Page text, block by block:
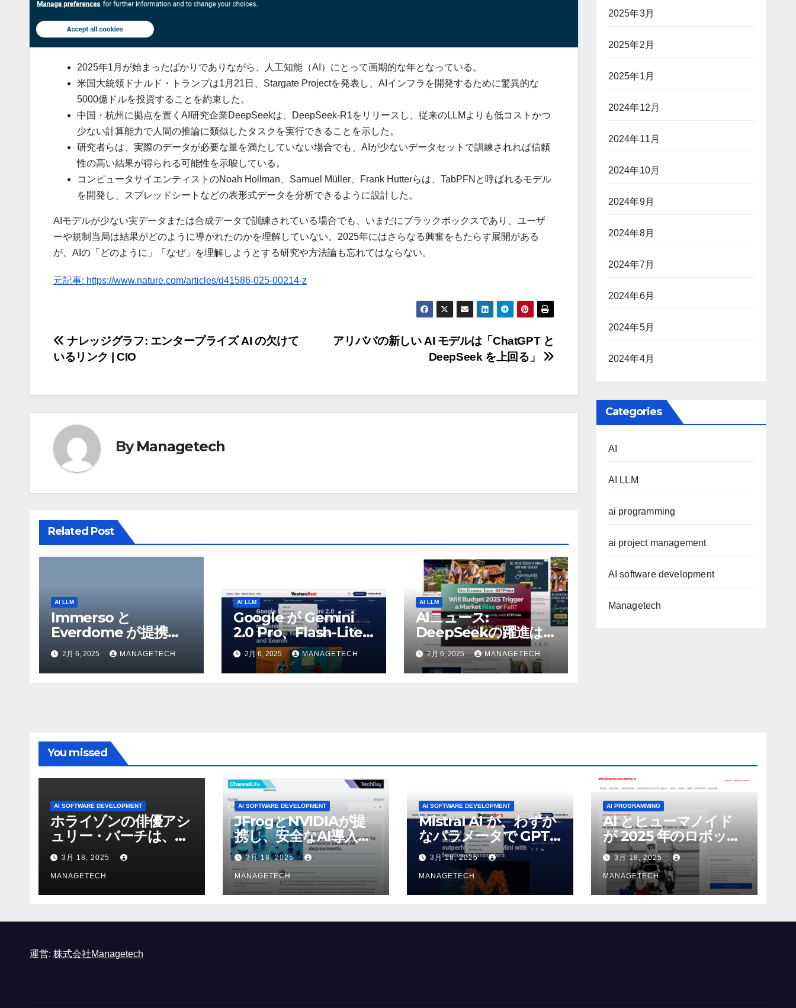
2025年1月が始まったばかりでありながら、人工知能（AI）にとって画期的な年となっている。
米国大統領ドナルド・トランプは1月21日、Stargate Projectを発表し、AIインフラを開発するために驚異的な
5000億ドルを投資することを約束した。
中国・杭州に拠点を置くAI研究企業DeepSeekは、DeepSeek-R1をリリースし、従来のLLMよりも低コストかつ
少ない計算能力で人間の推論に類似したタスクを実行できることを示した。
研究者らは、実際のデータが必要な量を満たしていない場合でも、AIが少ないデータセットで訓練されれば信頼
性の高い結果が得られる可能性を示唆している。
コンピュータサイエンティストのNoah Hollman、Samuel Müller、Frank Hutterらは、TabPFNと呼ばれるモデル
を開発し、スプレッドシートなどの表形式データを分析できるように設計した。
AIモデルが少ない実データまたは合成データで訓練されている場合でも、いまだにブラックボックスであり、ユーザ
ーや規制当局は結果がどのように導かれたのかを理解していない。2025年にはさらなる興奮をもたらす展開がある
が、AIの「どのように」「なぜ」を理解しようとする研究や方法論も忘れてはならない。
元記事: https://www.nature.com/articles/d41586-025-00214-z
投
稿
ナ
ゲ
ー
シ
ョ
ン
アリババの新しい AI モデルは「ChatGPT と
DeepSeek を上回る」
ナレッジグラフ: エンタープライズ AI の欠けて
いるリンク | CIO
ByManagetech
Related Post
AI LLM
Immerso と
Everdome が提携
し、AI を活用した体
験を通じてメタバース
のイノベーションを推
2月 6, 2025 MANAGETECH
AI LLM
Google が Gemini
2.0 Pro、Flash-Lite
を発表、推論モデル
Flash Thinking を
YouTube、マップ、
2月 6, 2025 MANAGETECH
AI LLM
AIニュース:
DeepSeekの躍進は
AIの巨人に役立つだろ
うとウォール街のアナ
リストが語る – The
2月 6, 2025 MANAGETECH
2025年3月
2025年2月
2025年1月
2024年12月
2024年11月
2024年10月
2024年9月
2024年8月
2024年7月
2024年6月
2024年5月
2024年4月
Categories
AI
AI LLM
ai programming
ai project management
AI software development
Managetech
You missed
AI SOFTWARE DEVELOPMENT
ホライゾンの俳優アシ
ュリー・バーチは、ソ
ニーのAIアロイのビデ
オを見て「ゲームパフ
ォーマンスという芸術
形式に不安を感じた」
3月 18, 2025
MANAGETECH
AI SOFTWARE DEVELOPMENT
JFrogとNVIDIAが提
携し、安全なAI導入を
強化
3月 18, 2025
MANAGETECH
AI SOFTWARE DEVELOPMENT
Mistral AI が、わずか
なパラメータで GPT-
4o Mini を上回る新し
いオープンソース モ
デルをリリース |
VentureBeat
3月 18, 2025
MANAGETECH
AI PROGRAMMING
AI とヒューマノイド
が 2025 年のロボット
のトップトレンドに |
ASSEMBLY
3月 18, 2025
MANAGETECH
運営: 株式会社Managetech